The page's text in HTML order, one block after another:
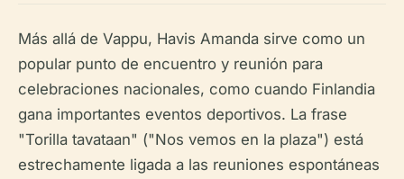
Más allá de Vappu, Havis Amanda sirve como un
popular punto de encuentro y reunión para
celebraciones nacionales, como cuando Finlandia
gana importantes eventos deportivos. La frase
"Torilla tavataan" ("Nos vemos en la plaza") está
estrechamente ligada a las reuniones espontáneas